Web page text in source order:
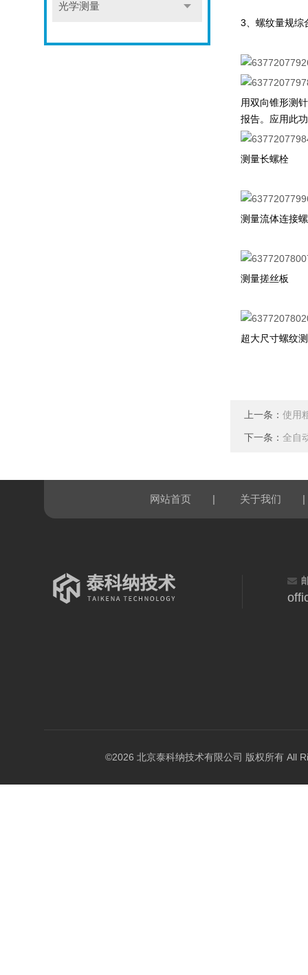
光学测量
3、螺纹量规综
用双向锥形测
报告。应用此
测量长螺栓
测量流体连接
测量搓丝板
超大尺寸螺纹
上一条： 使用
下一条： 全自
网站首页 | 关于我们 |
©2026 北京泰科纳技术有限公司 版权所有 All